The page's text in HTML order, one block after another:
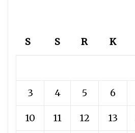
S S R K
3 4 5 6
10 11 12 13